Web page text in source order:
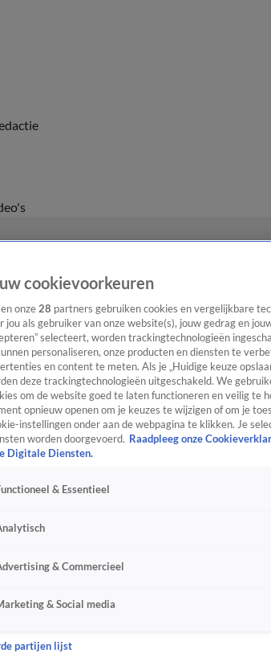
cookievoorkeuren
onze28 partners gebruiken cookies en vergelijkbare
jou als gebruiker van onze website(s), jouw gedrag en
selecteert, worden trackingtechnologieën
personaliseren, onze producten en diensten te
en content te meten. Als je „Huidige keuze
deze trackingtechnologieën uitgeschakeld. We
om de website goed te laten functioneren en veilig te
opnieuw openen om je keuzes te wijzigen of om je
instellingen onder aan de webpagina te klikken. Je
worden doorgevoerd. Raadpleeg onze
Digitale Diensten.
& Essentieel
& Commercieel
& Social media
partijen lijst